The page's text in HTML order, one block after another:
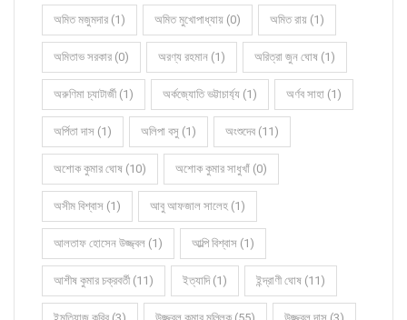
অমিত মজুমদার (1) অমিত মুখোপাধ্যায় (0) অমিত রায় (1)
অমিতাভ সরকার (0) অরণ্য রহমান (1) অরিত্রা জুন ঘোষ (1)
অরুণিমা চ্যাটার্জী (1) অর্কজ্যোতি ভট্টাচার্য্য (1) অর্ণব সাহা (1)
অর্পিতা দাস (1) অলিপা বসু (1) অংশুদেব (11)
অশোক কুমার ঘোষ (10) অশোক কুমার সাধুখাঁ (0)
অসীম বিশ্বাস (1) আবু আফজাল সালেহ (1)
আলতাফ হোসেন উজ্জ্বল (1) আল্পি বিশ্বাস (1)
আশীষ কুমার চক্রবর্তী (11) ইত্যাদি (1) ইন্দ্রাণী ঘোষ (11)